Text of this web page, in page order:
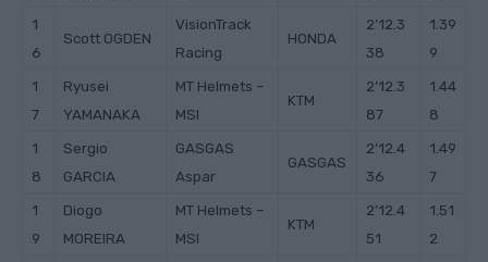
1
6
Scott OGDEN
VisionTrack
Racing
HONDA
2’12.3
38
1.39
9
1
7
Ryusei
YAMANAKA
MT Helmets –
MSI
KTM
2’12.3
87
1.44
8
1
8
Sergio
GARCIA
GASGAS
Aspar
GASGAS
2’12.4
36
1.49
7
1
9
Diogo
MOREIRA
MT Helmets –
MSI
KTM
2’12.4
51
1.51
2